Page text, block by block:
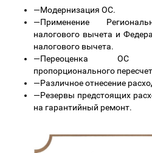
—Модернизация ОС.
—Применение
налогового вычета и
налогового вычета.
—Переоценка ОС
пропорционального
—Различное отнесение
—Резервы предстоящих
на гарантийный ремонт.